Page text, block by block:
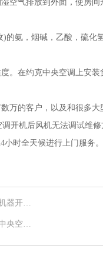
氨，烟碱，乙酸，硫化
。在约克中央空调上安
万的客户，以及和很多
开机后风机无法调试维
小时全天候进行上门服务。
器开机
央空调